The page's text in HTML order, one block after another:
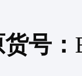
号：